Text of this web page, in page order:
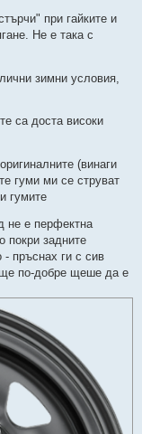
при гайките и
Не е така с
зимни условия,
са доста високи
(винаги
гуми ми се струват
гумите
не е перфектна
покри задните
пръснах ги с сив
по-добре щеше да е